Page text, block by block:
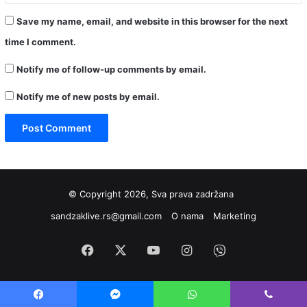
Save my name, email, and website in this browser for the next
time I comment.
Notify me of follow-up comments by email.
Notify me of new posts by email.
© Copyright 2026, Sva prava zadržana
sandzaklive.rs@gmail.com
O nama Marketing
Facebook YouTubeInstagram
Viber